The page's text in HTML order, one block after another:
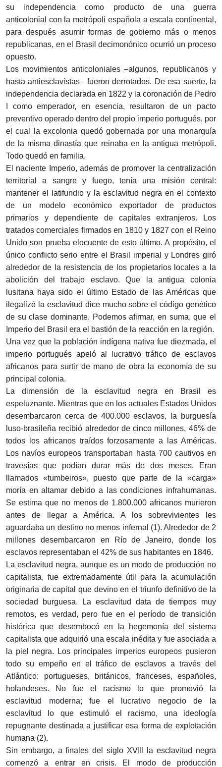
su independencia como producto de una guerra
anticolonial con la metrópoli española a escala continental,
para después asumir formas de gobierno más o menos
republicanas, en el Brasil decimonónico ocurrió un proceso
opuesto.
Los movimientos anticoloniales –algunos, republicanos y
hasta antiesclavistas– fueron derrotados. De esa suerte, la
independencia declarada en 1822 y la coronación de Pedro
I como emperador, en esencia, resultaron de un pacto
preventivo operado dentro del propio imperio portugués, por
el cual la excolonia quedó gobernada por una monarquía
de la misma dinastía que reinaba en la antigua metrópoli.
Todo quedó en familia.
El naciente Imperio, además de promover la centralización
territorial a sangre y fuego, tenía una misión central:
mantener el latifundio y la esclavitud negra en el contexto
de un modelo económico exportador de productos
primarios y dependiente de capitales extranjeros. Los
tratados comerciales firmados en 1810 y 1827 con el Reino
Unido son prueba elocuente de esto último. A propósito, el
único conflicto serio entre el Brasil imperial y Londres giró
alrededor de la resistencia de los propietarios locales a la
abolición del trabajo esclavo. Que la antigua colonia
lusitana haya sido el último Estado de las Américas que
ilegalizó la esclavitud dice mucho sobre el código genético
de su clase dominante. Podemos afirmar, en suma, que el
Imperio del Brasil era el bastión de la reacción en la región.
Una vez que la población indígena nativa fue diezmada, el
imperio portugués apeló al lucrativo tráfico de esclavos
africanos para surtir de mano de obra la economía de su
principal colonia.
La dimensión de la esclavitud negra en Brasil es
espeluznante. Mientras que en los actuales Estados Unidos
desembarcaron cerca de 400.000 esclavos, la burguesía
luso-brasileña recibió alrededor de cinco millones, 46% de
todos los africanos traídos forzosamente a las Américas.
Los navíos europeos transportaban hasta 700 cautivos en
travesías que podían durar más de dos meses. Eran
llamados «tumbeiros», puesto que parte de la «carga»
moría en altamar debido a las condiciones infrahumanas.
Se estima que no menos de 1.800.000 africanos murieron
antes de llegar a América. A los sobrevivientes les
aguardaba un destino no menos infernal (1). Alrededor de 2
millones desembarcaron en Río de Janeiro, donde los
esclavos representaban el 42% de sus habitantes en 1846.
La esclavitud negra, aunque es un modo de producción no
capitalista, fue extremadamente útil para la acumulación
originaria de capital que devino en el triunfo definitivo de la
sociedad burguesa. La esclavitud data de tiempos muy
remotos, es verdad, pero fue en el período de transición
histórica que desembocó en la hegemonía del sistema
capitalista que adquirió una escala inédita y fue asociada a
la piel negra. Los principales imperios europeos pusieron
todo su empeño en el tráfico de esclavos a través del
Atlántico: portugueses, británicos, franceses, españoles,
holandeses. No fue el racismo lo que promovió la
esclavitud moderna; fue el lucrativo negocio de la
esclavitud lo que estimuló el racismo, una ideología
repugnante destinada a justificar esa forma de explotación
humana (2).
Sin embargo, a finales del siglo XVIII la esclavitud negra
comenzó a entrar en crisis. El modo de producción